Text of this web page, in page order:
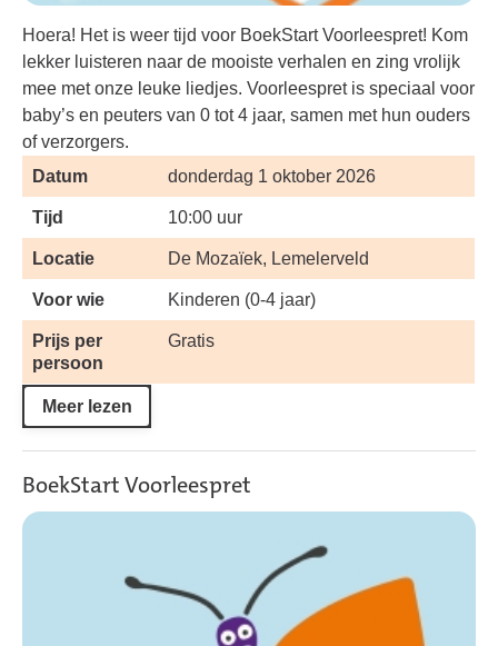
Hoera! Het is weer tijd voor BoekStart Voorleespret! Kom
lekker luisteren naar de mooiste verhalen en zing vrolijk
mee met onze leuke liedjes. Voorleespret is speciaal voor
baby’s en peuters van 0 tot 4 jaar, samen met hun ouders
of verzorgers.
Datum
donderdag 1 oktober 2026
Tijd 10:00 uur
Locatie De Mozaïek, Lemelerveld
Voor wie Kinderen (0-4 jaar)
Prijs per
persoon
Gratis
Meer lezen
BoekStart Voorleespret